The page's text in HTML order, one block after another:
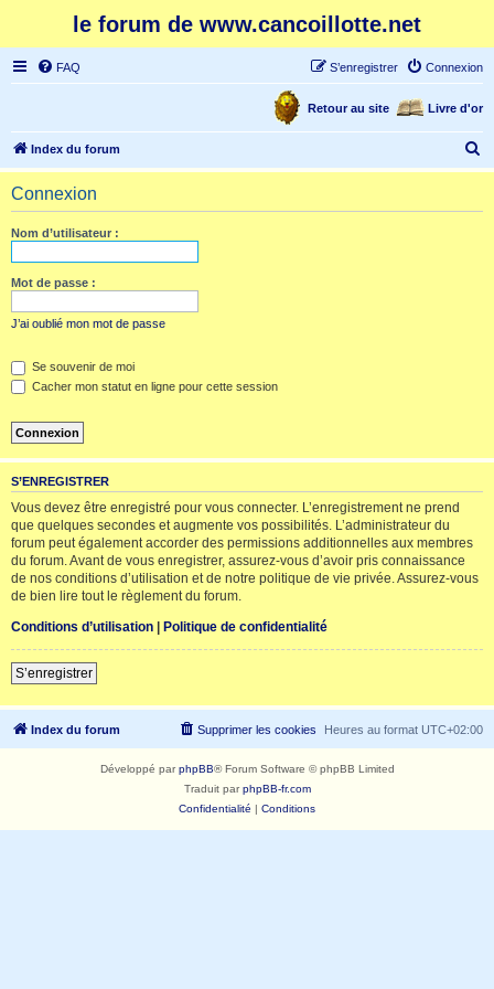
le forum de www.cancoillotte.net
FAQ Connexion
S’enregistrer
Livre d'or
Retour au site
Index du forum
e
Connexion
Nom d’utilisateur :
Mot de passe :
J’ai oublié mon mot de passe
Se souvenir de moi
Cacher mon statut en ligne pour cette session
S’ENREGISTRER
Vous devez être enregistré pour vous connecter. L’enregistrement ne prend
que quelques secondes et augmente vos possibilités. L’administrateur du
forum peut également accorder des permissions additionnelles aux membres
du forum. Avant de vous enregistrer, assurez-vous d’avoir pris connaissance
de nos conditions d’utilisation et de notre politique de vie privée. Assurez-vous
de bien lire tout le règlement du forum.
Conditions d’utilisation | Politique de confidentialité
S’enregistrer
Index du forum Heures au format UTC+02:00
Supprimer les cookies
Développé parphpBB® Forum Software © phpBB Limited
Traduit parphpBB-fr.com
Confidentialité | Conditions